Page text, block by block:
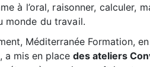
à l’oral, raisonner, calculer,
monde du travail.
Méditerranée Formation,
a mis en place des ateliers